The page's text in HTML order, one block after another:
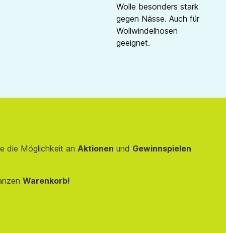
Wolle besonders stark
gegen Nässe. Auch für
Wollwindelhosen
geeignet.
die Möglichkeit an Aktionen und Gewinnspielen
Warenkorb!